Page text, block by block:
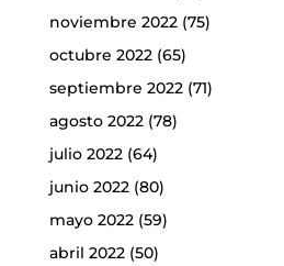
noviembre 2022(75)
octubre 2022(65)
septiembre 2022(71)
agosto 2022(78)
julio 2022(64)
junio 2022(80)
mayo 2022(59)
abril 2022(50)